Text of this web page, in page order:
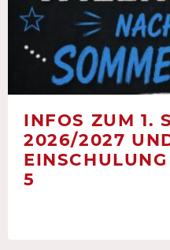
INFOS ZUM 1.
2026/2027
5